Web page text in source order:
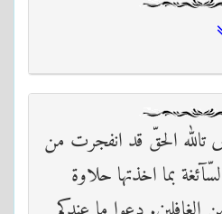
الحقّ قد انفجرت من
بما اخذتها حلاوة